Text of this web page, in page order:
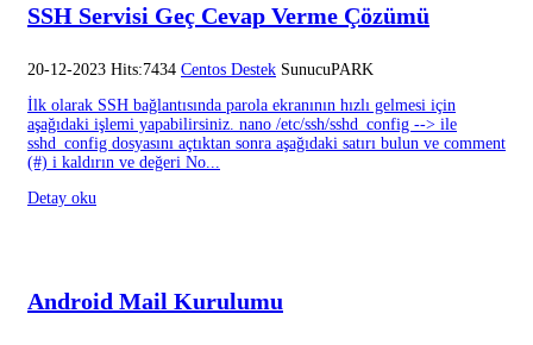
SSH Servisi Geç Cevap Verme Çözümü
20-12-2023 Hits:7434 Centos Destek SunucuPARK
İlk olarak SSH bağlantısında parola ekranının hızlı gelmesi için
aşağıdaki işlemi yapabilirsiniz. nano /etc/ssh/sshd_config --> ile
sshd_config dosyasını açtıktan sonra aşağıdaki satırı bulun ve comment
(#) i kaldırın ve değeri No...
Detay oku
Android Mail Kurulumu